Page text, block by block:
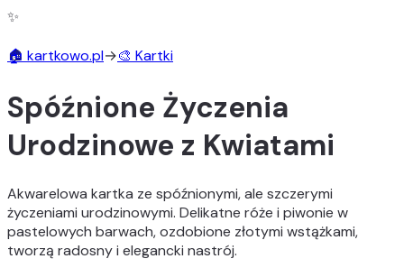
✨
🏠 kartkowo.pl→🎨 Kartki
Spóźnione Życzenia
Urodzinowe z Kwiatami
Akwarelowa kartka ze spóźnionymi, ale szczerymi
życzeniami urodzinowymi. Delikatne róże i piwonie w
pastelowych barwach, ozdobione złotymi wstążkami,
tworzą radosny i elegancki nastrój.